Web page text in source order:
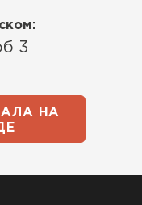
3
НА